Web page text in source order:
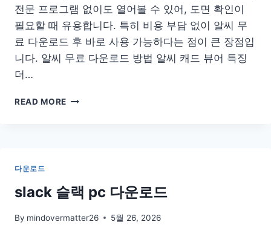
전문 프로그램 없이도 열어볼 수 있어, 도면 확인이
필요할 때 유용합니다. 특히 비용 부담 없이 알씨 무
료 다운로드 후 바로 사용 가능하다는 점이 큰 장점입
니다. 알씨 무료 다운로드 방법 알씨 캐드 뷰어 특징
더…
READ MORE 알
드
캐
다운로드
slack 슬랙 pc 다운로드
By mindovermatter26 5월 26, 2026